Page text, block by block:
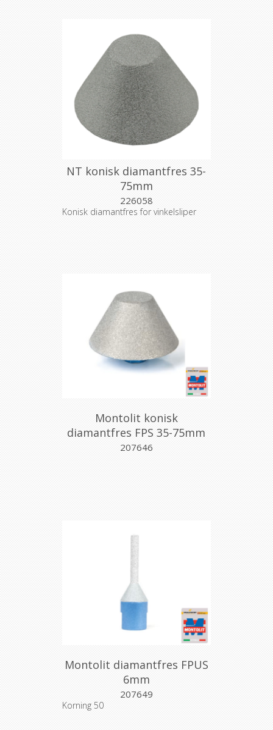
NT konisk diamantfres 35-
75mm
226058
Konisk diamantfres for vinkelsliper
Montolit konisk
diamantfres FPS 35-75mm
207646
Montolit diamantfres FPUS
6mm
207649
Korning 50